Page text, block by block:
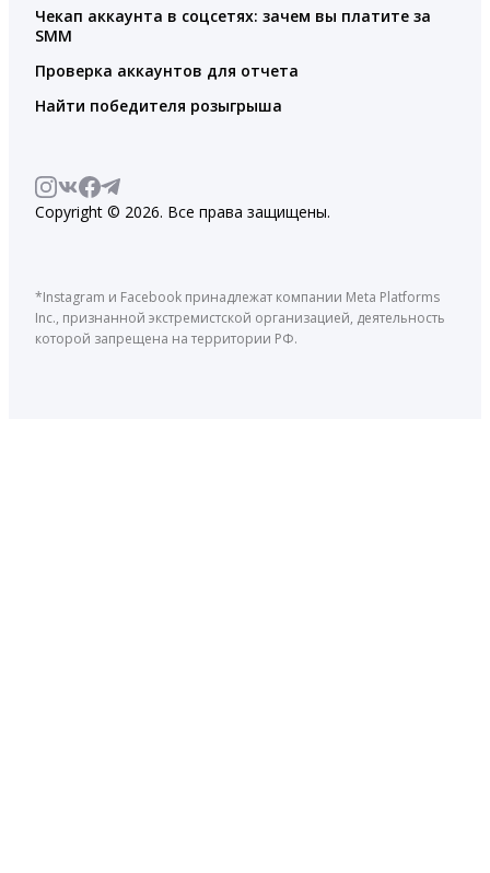
Чекап аккаунта в соцсетях: зачем вы платите за
SMM
Проверка аккаунтов для отчета
Найти победителя розыгрыша
Copyright © 2026. Все права защищены.
*Instagram и Facebook принадлежат компании Meta Platforms
Inc., признанной экстремистской организацией, деятельность
которой запрещена на территории РФ.